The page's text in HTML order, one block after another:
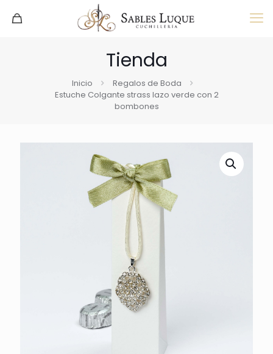
Tienda
Inicio
Regalos de Boda
Estuche Colgante strass lazo verde con 2
bombones